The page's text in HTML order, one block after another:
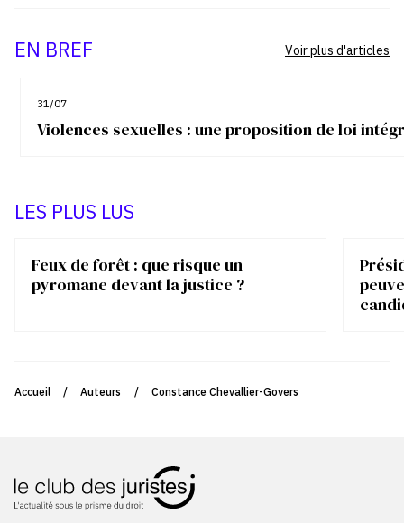
EN BREF
31/07
Violences sexuelles : une proposition de loi
Voir plus d'articles
LES PLUS LUS
Feux de forêt : que risque un
pyromane devant la justice ?
Accueil / Auteurs / Constance Chevallier-Govers